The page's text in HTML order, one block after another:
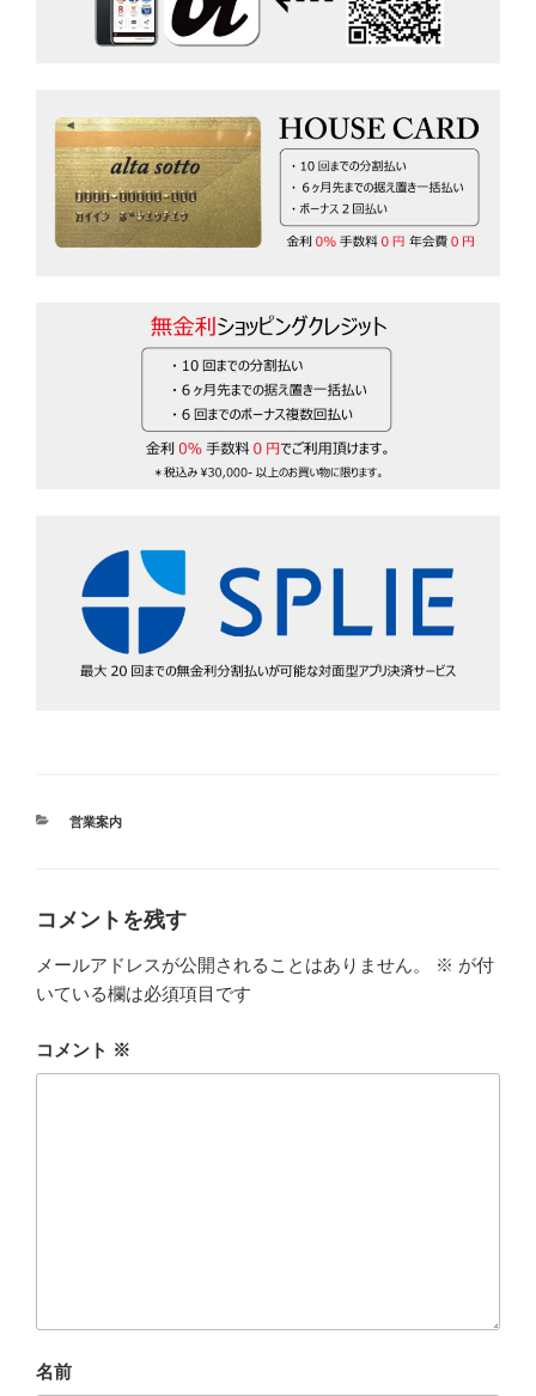
カ
営業案内
コメントを残す
メールアドレスが公開されることはありません。 ※ が付
いている欄は必須項目です
コメント ※
名前